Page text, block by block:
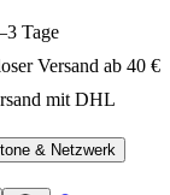
Tage
Versand ab 40 €
mit DHL
& Netzwerk